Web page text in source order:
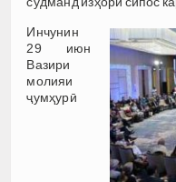
Инчунин
29 июн
Вазири
молияи
ҷумҳурӣ